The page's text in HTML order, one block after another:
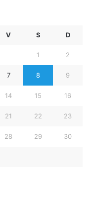
V S D
1 2
7 8 9
14 15 16
21 22 23
28 29 30